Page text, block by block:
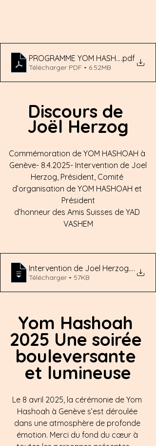
PROGRAMME YOM HASHOAH 2025
.pdf
Télécharger PDF • 6.52MB
Discours de
Joël Herzog
Commémoration de YOM HASHOAH à
Genève- 8.4.2025- Intervention de Joel
Herzog, Président, Comité
d’organisation de YOM HASHOAH et
Président
d’honneur des Amis Suisses de YAD
VASHEM
Intervention de Joel Herzog, .
Télécharger • 57KB
Yom Hashoah
2025 Une soirée
bouleversante
et lumineuse
Le 8 avril 2025, la cérémonie de Yom
Hashoah à Genève s’est déroulée
dans une atmosphère de profonde
émotion. Merci du fond du cœur à